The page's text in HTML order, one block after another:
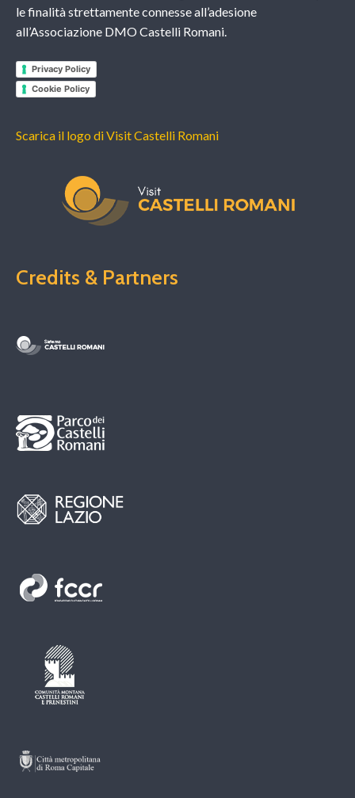
le finalità strettamente connesse all’adesione
all’Associazione DMO Castelli Romani.
Privacy Policy
Cookie Policy
Scarica il logo di Visit Castelli Romani
Credits & Partners